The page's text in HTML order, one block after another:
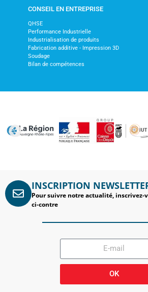
CONSEIL EN ENTREPRISE
QHSE
Performance Industrielle
Industrialisation de produits
Fabrication additive - Impression 3D
Soudage
Bilan de compétences
INSCRIPTION
Pour suivre notre actualité, inscrivez-
ci-contre
OK